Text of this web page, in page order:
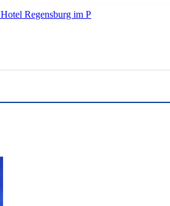
Regensburg im P